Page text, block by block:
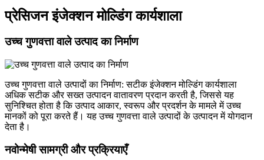
प्रेसिजन इंजेक्शन मोल्डिंग कार्यशाला
उच्च गुणवत्ता वाले उत्पाद का निर्माण
उच्च गुणवत्ता वाले उत्पादों का निर्माण: सटीक इंजेक्शन मोल्डिंग कार्यशाला
अधिक सटीक और सख्त उत्पादन वातावरण प्रदान करती है, जिससे यह
सुनिश्चित होता है कि उत्पाद आकार, स्वरूप और प्रदर्शन के मामले में उच्च
मानकों को पूरा करते हैं। यह उच्च गुणवत्ता वाले उत्पादों के उत्पादन में योगदान
देता है।
नवोन्मेषी सामग्री और प्रक्रियाएँ